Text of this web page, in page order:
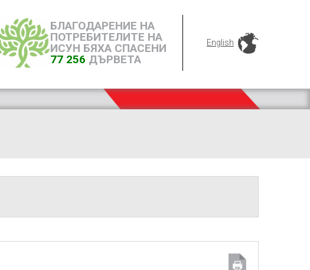
БЛАГОДАРЕНИЕ НА
ПОТРЕБИТЕЛИТЕ НА
ИСУН БЯХА СПАСЕНИ
77 256 ДЪРВЕТА
English